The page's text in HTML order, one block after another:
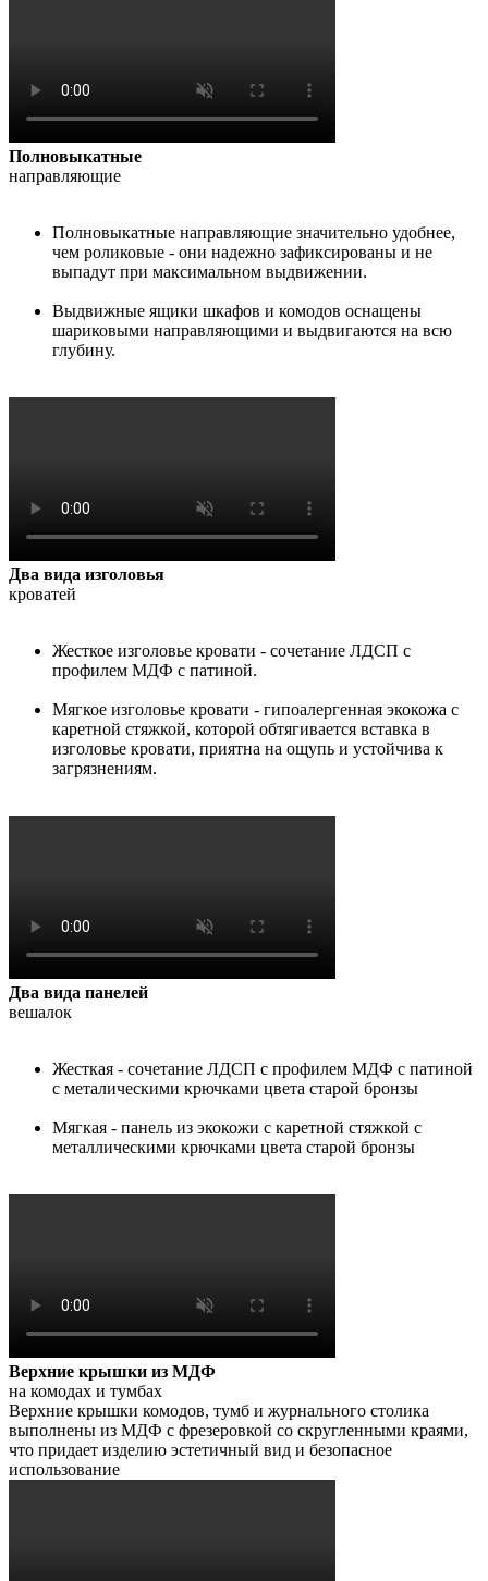
Полновыкатные
направляющие
Полновыкатные направляющие значительно удобнее,
чем роликовые - они надежно зафиксированы и не
выпадут при максимальном выдвижении.
Выдвижные ящики шкафов и комодов оснащены
шариковыми направляющими и выдвигаются на всю
глубину.
Два вида изголовья
кроватей
Жесткое изголовье кровати - сочетание ЛДСП с
профилем МДФ с патиной.
Мягкое изголовье кровати - гипоалергенная экокожа с
каретной стяжкой, которой обтягивается вставка в
изголовье кровати, приятна на ощупь и устойчива к
загрязнениям.
Два вида панелей
вешалок
Жесткая - сочетание ЛДСП с профилем МДФ с патиной
с металическими крючками цвета старой бронзы
Мягкая - панель из экокожи с каретной стяжкой с
металлическими крючками цвета старой бронзы
Верхние крышки из МДФ
на комодах и тумбах
Верхние крышки комодов, тумб и журнального столика
выполнены из МДФ с фрезеровкой со скругленными краями,
что придает изделию эстетичный вид и безопасное
использование